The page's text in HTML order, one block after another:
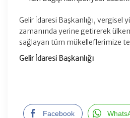
Gelir İdaresi Başkanlığı, vergisel
zamanında yerine getirerek
sağlayan tüm mükelleflerimize
Gelir İdaresi Başkanlığı
Facebook